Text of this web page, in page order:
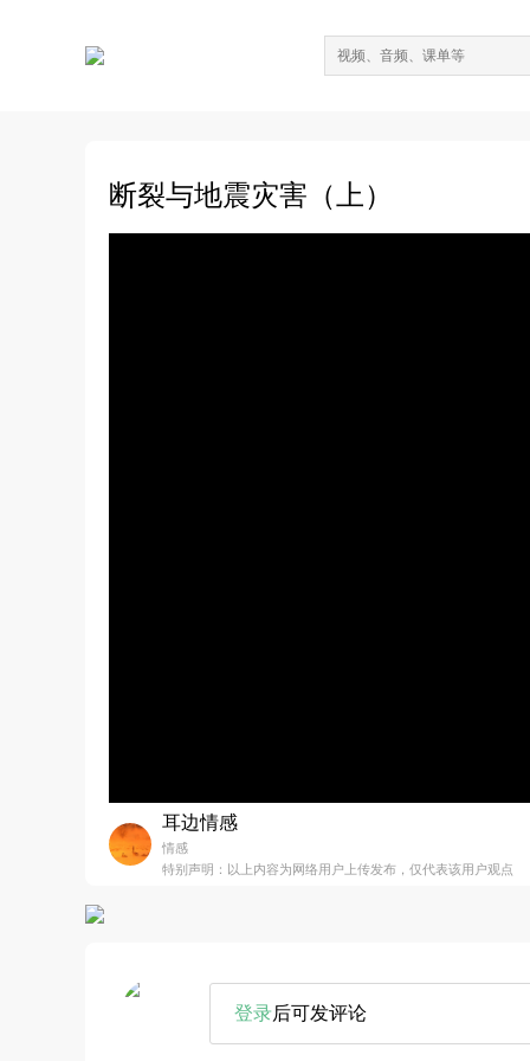
断裂与地震灾害（上）
耳边情感
情感
特别声明：以上内容为网络用户上传发布，仅代表该用户观点
登录后可发评论